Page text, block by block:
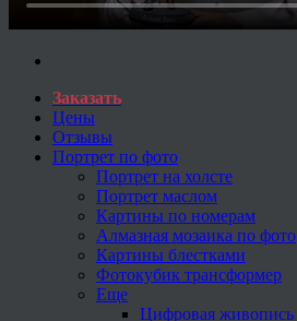
Заказать
Цены
Отзывы
Портрет по фото
Портрет на холсте
Портрет маслом
Картины по номерам
Алмазная мозаика по фото
Картины блестками
Фотокубик трансформер
Еще
Цифровая живопись